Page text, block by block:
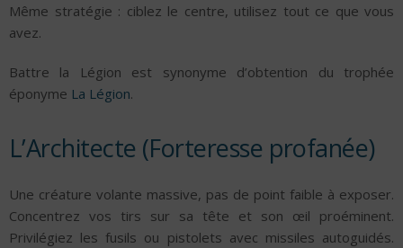
Même stratégie : ciblez le centre, utilisez tout ce que vous
avez.
Battre la Légion est synonyme d’obtention du trophée
éponyme La Légion.
L’Architecte (Forteresse profanée)
Une créature volante massive, pas de point faible à exposer.
Concentrez vos tirs sur sa tête et son œil proéminent.
Privilégiez les fusils ou pistolets avec missiles autoguidés.